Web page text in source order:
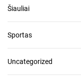
Šiauliai
Sportas
Uncategorized